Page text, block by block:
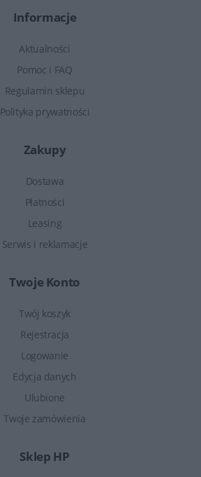
Informacje
Aktualności
Pomoc i FAQ
Regulamin sklepu
Polityka prywatności
Zakupy
Dostawa
Płatności
Leasing
Serwis i reklamacje
Twoje Konto
Twój koszyk
Rejestracja
Logowanie
Edycja danych
Ulubione
Twoje zamówienia
Sklep HP